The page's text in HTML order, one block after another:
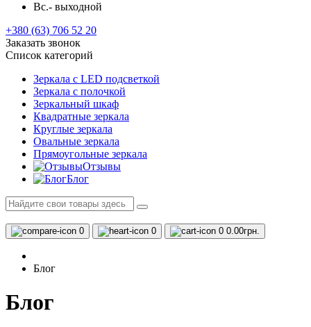
Вс.- выходной
+380 (63) 706 52 20
Заказать звонок
Список категорий
Зеркала с LED подсветкой
Зеркала с полочкой
Зеркальный шкаф
Квадратные зеркала
Круглые зеркала
Овальные зеркала
Прямоугольные зеркала
Отзывы
Блог
0 0 0 0.00грн.
Блог
Блог